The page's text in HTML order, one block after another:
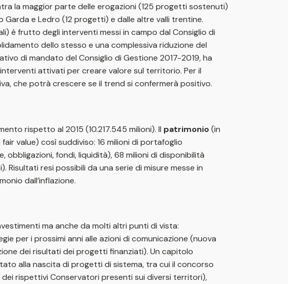
la maggior parte delle erogazioni (125 progetti sostenuti)
Garda e Ledro (12 progetti) e dalle altre valli trentine.
è frutto degli interventi messi in campo dal Consiglio di
dello stesso e una complessiva riduzione del
di mandato del Consiglio di Gestione 2017-2019, ha
attivati per creare valore sul territorio. Per il
che potrà crescere se il trend si confermerà positivo.
rispetto al 2015 (10.217.545 milioni). Il patrimonio(in
value) così suddiviso: 16 milioni di portafoglio
obbligazioni, fondi, liquidità), 68 milioni di disponibilità
resi possibili da una serie di misure messe in
dall’inflazione.
ma anche da molti altri punti di vista:
per i prossimi anni alle azioni di comunicazione (nuova
dei risultati dei progetti finanziati). Un capitolo
alla nascita di progetti di sistema, tra cui il concorso
rispettivi Conservatori presenti sui diversi territori),